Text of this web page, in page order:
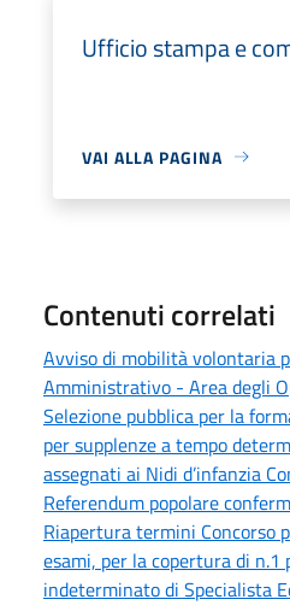
Ufficio stampa e
VAI ALLA PAGINA
Contenuti correlati
Avviso di mobilità volontaria
Amministrativo - Area degli
Selezione pubblica per la
per supplenze a tempo
assegnati ai Nidi d’infanzia
Referendum popolare
Riapertura termini Concorso
esami, per la copertura di n.1
indeterminato di Specialista